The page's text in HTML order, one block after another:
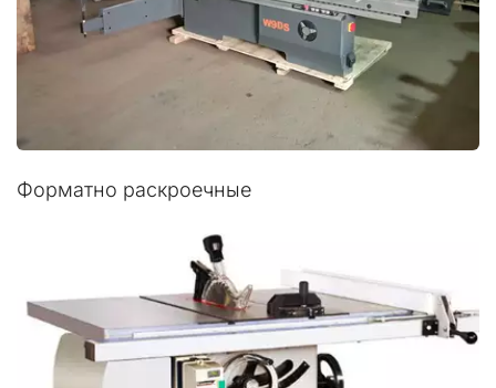
Форматно раскроечные